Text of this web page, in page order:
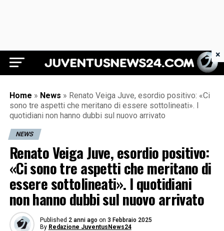
Juventus News 24
Home » News » Renato Veiga Juve, esordio positivo: «Ci
sono tre aspetti che meritano di essere sottolineati». I
quotidiani non hanno dubbi sul nuovo arrivato
NEWS
Renato Veiga Juve, esordio positivo:
«Ci sono tre aspetti che meritano di
essere sottolineati». I quotidiani
non hanno dubbi sul nuovo arrivato
Published 2 anni ago on 3 Febbraio 2025
By Redazione JuventusNews24
×